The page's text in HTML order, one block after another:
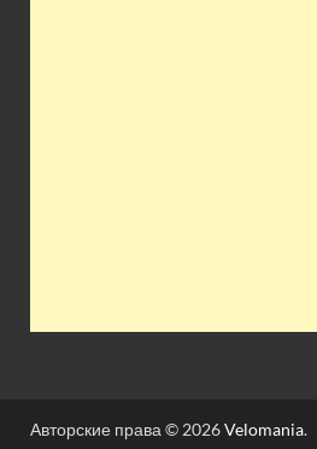
Авторские права © 2026Velomania.